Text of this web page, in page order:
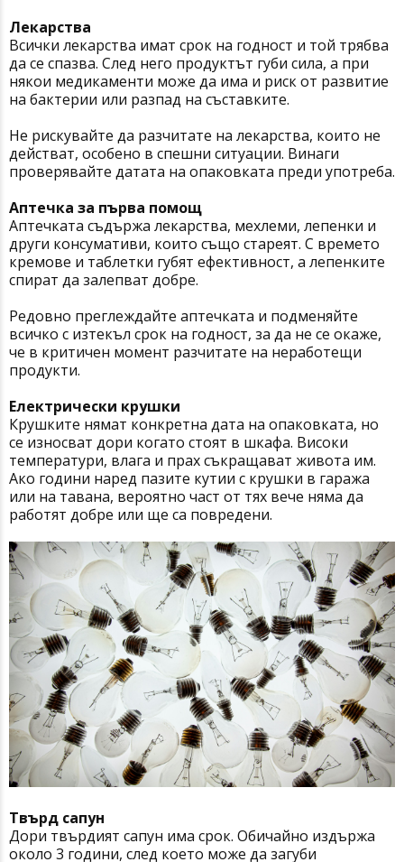
Лекарства
Всички лекарства имат срок на годност и той трябва
да се спазва. След него продуктът губи сила, а при
някои медикаменти може да има и риск от развитие
на бактерии или разпад на съставките.
Не рискувайте да разчитате на лекарства, които не
действат, особено в спешни ситуации. Винаги
проверявайте датата на опаковката преди употреба.
Аптечка за първа помощ
Аптечката съдържа лекарства, мехлеми, лепенки и
други консумативи, които също стареят. С времето
кремове и таблетки губят ефективност, а лепенките
спират да залепват добре.
Редовно преглеждайте аптечката и подменяйте
всичко с изтекъл срок на годност, за да не се окаже,
че в критичен момент разчитате на неработещи
продукти.
Електрически крушки
Крушките нямат конкретна дата на опаковката, но
се износват дори когато стоят в шкафа. Високи
температури, влага и прах съкращават живота им.
Ако години наред пазите кутии с крушки в гаража
или на тавана, вероятно част от тях вече няма да
работят добре или ще са повредени.
Твърд сапун
Дори твърдият сапун има срок. Обичайно издържа
около 3 години, след което може да загуби